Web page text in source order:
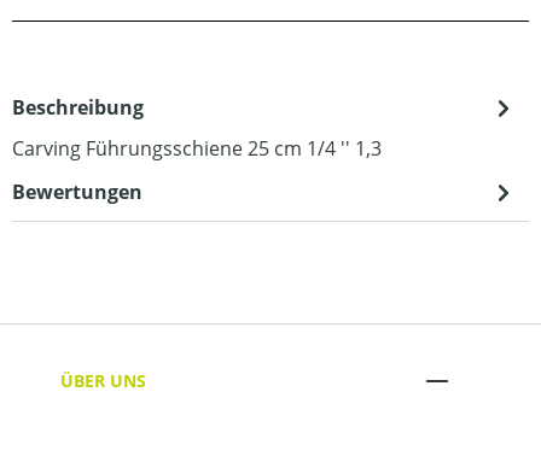
Beschreibung
Carving Führungsschiene 25 cm 1/4 '' 1,3
Bewertungen
ÜBER UNS